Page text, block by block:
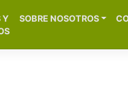
Y
SOBRE NOSOTROS